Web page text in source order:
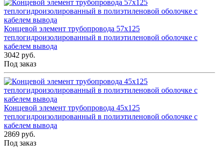
Концевой элемент трубопровода 57x125
теплогидроизолированный в полиэтиленовой оболочке с
кабелем вывода
3042 руб.
Под заказ
Концевой элемент трубопровода 45x125
теплогидроизолированный в полиэтиленовой оболочке с
кабелем вывода
2869 руб.
Под заказ